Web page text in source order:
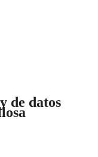
de datos